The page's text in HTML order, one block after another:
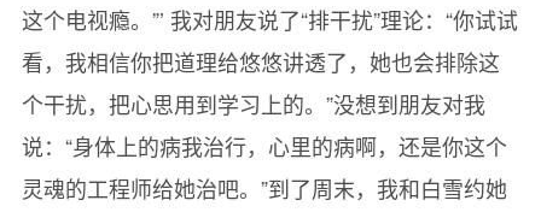
这个电视瘾。”’ 我对朋友说了“排干扰”理论：“你试试
看，我相信你把道理给悠悠讲透了，她也会排除这
个干扰，把心思用到学习上的。”没想到朋友对我
说：“身体上的病我治行，心里的病啊，还是你这个
灵魂的工程师给她治吧。”到了周末，我和白雪约她